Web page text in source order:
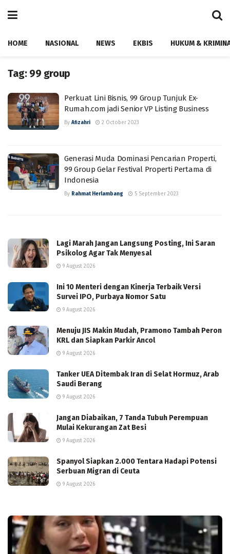
HOME NASIONAL NEWS EKBIS HUKUM &
Tag: 99 group
Perkuat Lini Bisnis, 99 Group Tunjuk Ex-
Rumah.com jadi Senior VP Listing Business
By Afizahri 2 October 2023
Generasi Muda Dominasi Pencarian Properti,
99 Group Gelar Festival Properti Pertama di
Indonesia
By Rahmat Herlambang 5 September 2023
Lagi Marah Jangan Langsung Posting, Ini Saran
Psikolog Agar Tak Menyesal
9 August 2026
Ini 10 Menteri dengan Kinerja Terbaik Versi
Survei IPO, Purbaya Nomor Satu
9 August 2026
Menuju JIS Makin Mudah, Pramono Tambah Peron
KRL dan Siapkan Parkir Ancol
9 August 2026
Tanker UEA Ditembak Iran di Selat Hormuz, Arab
Saudi Berang
9 August 2026
Jangan Diabaikan, 7 Tanda Tubuh Perempuan
Mulai Kekurangan Zat Besi
9 August 2026
Spanyol Siapkan 2.000 Tentara Hadapi Potensi
Serbuan Migran di Ceuta
9 August 2026